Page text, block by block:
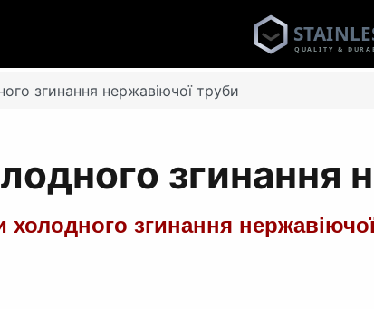
згинання нержавіючої труби
згинання
згинання